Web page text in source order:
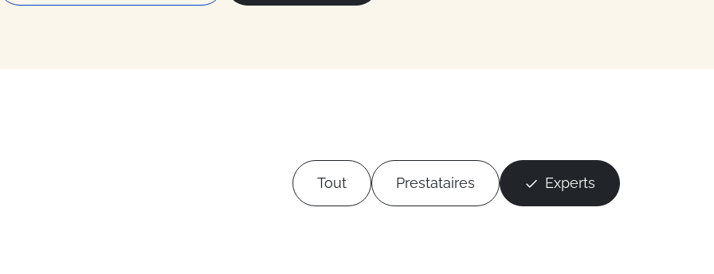
secteur
Tout Prestataires Experts